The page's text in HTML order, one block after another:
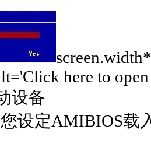
here to
设备
定AMIBIOS载入